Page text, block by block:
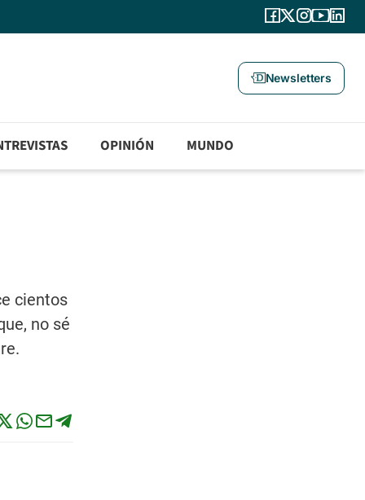
Newsletters
OPINIÓN MUNDO
cientos
no sé